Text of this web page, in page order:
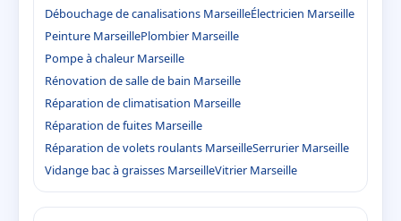
Débouchage de canalisations MarseilleÉlectricien Marseille
Peinture MarseillePlombier Marseille
Pompe à chaleur Marseille
Rénovation de salle de bain Marseille
Réparation de climatisation Marseille
Réparation de fuites Marseille
Réparation de volets roulants MarseilleSerrurier Marseille
Vidange bac à graisses MarseilleVitrier Marseille